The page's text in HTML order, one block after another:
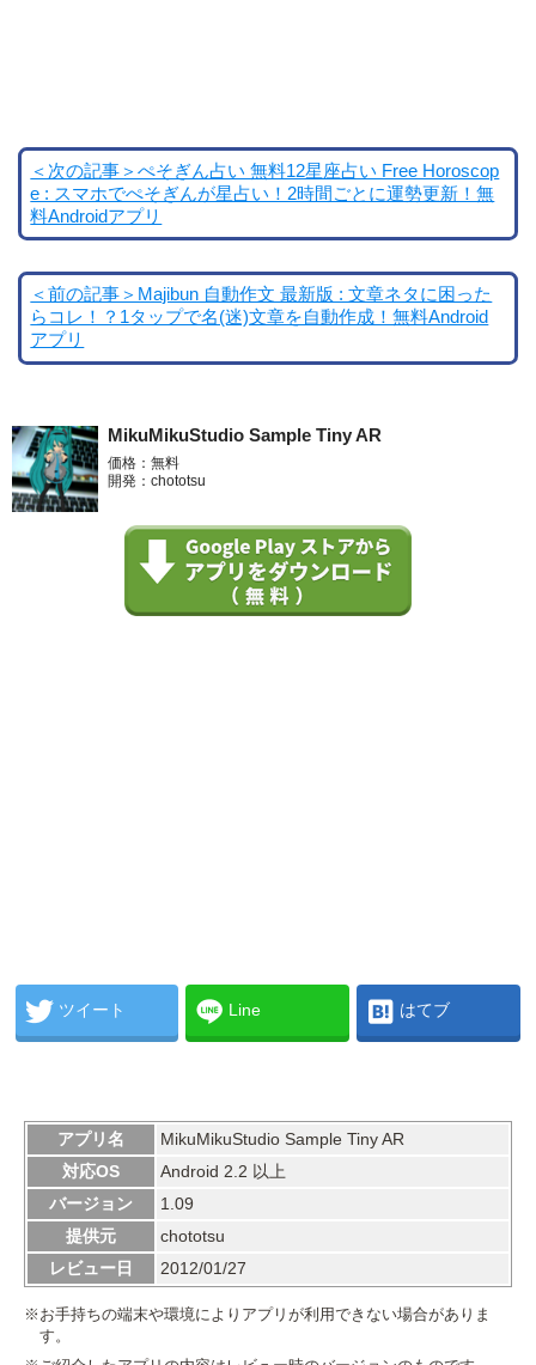
＜次の記事＞ぺそぎん占い 無料12星座占い Free Horoscop
e : スマホでぺそぎんが星占い！2時間ごとに運勢更新！無
料Androidアプリ
＜前の記事＞Majibun 自動作文 最新版 : 文章ネタに困った
らコレ！？1タップで名(迷)文章を自動作成！無料Android
アプリ
MikuMikuStudio Sample Tiny AR
価格：無料
開発：chototsu
ツイート Line はてブ
アプリ名
MikuMikuStudio Sample Tiny AR
対応OS
Android 2.2 以上
バージョン
1.09
提供元
chototsu
レビュー日
2012/01/27
※お手持ちの端末や環境によりアプリが利用できない場合がありま
す。